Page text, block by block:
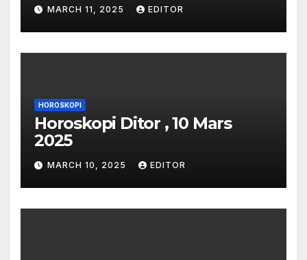
MARCH 11, 2025 EDITOR
HOROSKOPI
Horoskopi Ditor , 10 Mars
2025
MARCH 10, 2025 EDITOR